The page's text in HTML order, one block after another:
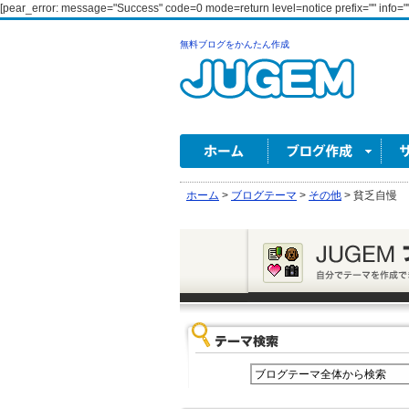
[pear_error: message="Success" code=0 mode=return level=notice prefix=""
無料ブログをかんたん作成
ホーム > ブログテーマ > その他 > 貧乏自慢